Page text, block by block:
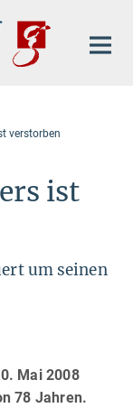
verstorben
ist
um seinen
Mai 2008
78 Jahren.